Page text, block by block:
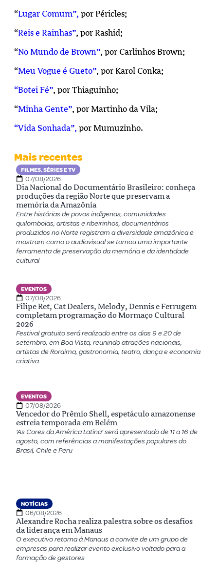
“Lugar Comum”, por Péricles;
“Reis e Rainhas”, por Rashid;
“No Mundo de Brown”, por Carlinhos Brown;
“Meu Vogue é Gueto”, por Karol Conka;
“Botei Fé”, por Thiaguinho;
“Minha Gente”, por Martinho da Vila;
“Vida Sonhada”, por Mumuzinho.
Mais recentes
FILMES, SÉRIES E TV
07/08/2026
Dia Nacional do Documentário Brasileiro: conheça
produções da região Norte que preservam a
memória da Amazônia
Entre histórias de povos indígenas, comunidades
quilombolas, artistas e ribeirinhos, documentários
produzidos no Norte registram a diversidade amazônica e
mostram como o audiovisual se tornou uma importante
ferramenta de preservação da memória e da identidade
cultural
EVENTOS
07/08/2026
Filipe Ret, Cat Dealers, Melody, Dennis e Ferrugem
completam programação do Mormaço Cultural
2026
Festival gratuito será realizado entre os dias 9 e 20 de
setembro, em Boa Vista, reunindo atrações nacionais,
artistas de Roraima, gastronomia, teatro, dança e economia
criativa
EVENTOS
07/08/2026
Vencedor do Prêmio Shell, espetáculo amazonense
estreia temporada em Belém
‘As Cores da América Latina’ será apresentado de 11 a 16 de
agosto, com referências a manifestações populares do
Brasil, Chile e Peru
NOTÍCIAS
06/08/2026
Alexandre Rocha realiza palestra sobre os desafios
da liderança em Manaus
O executivo retorna à Manaus a convite de um grupo de
empresas para realizar evento exclusivo voltado para a
formação de gestores